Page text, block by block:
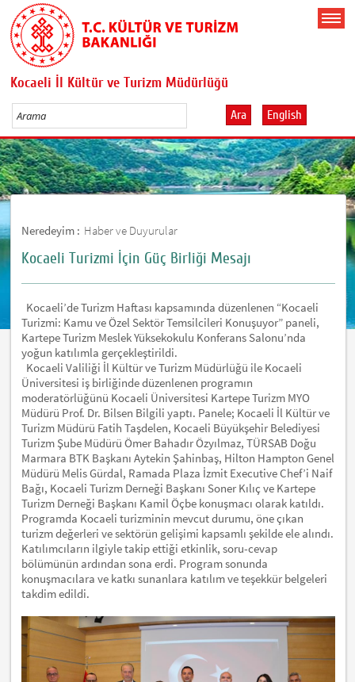
Kocaeli İl Kültür ve Turizm Müdürlüğü
Ara English
Neredeyim : Haber ve Duyurular
Kocaeli Turizmi İçin Güç Birliği Mesajı
Kocaeli’de Turizm Haftası kapsamında düzenlenen “Kocaeli
Turizmi: Kamu ve Özel Sektör Temsilcileri Konuşuyor” paneli,
Kartepe Turizm Meslek Yüksekokulu Konferans Salonu’nda
yoğun katılımla gerçekleştirildi.
Kocaeli Valiliği İl Kültür ve Turizm Müdürlüğü ile Kocaeli
Üniversitesi iş birliğinde düzenlenen programın
moderatörlüğünü Kocaeli Üniversitesi Kartepe Turizm MYO
Müdürü Prof. Dr. Bilsen Bilgili yaptı. Panele; Kocaeli İl Kültür ve
Turizm Müdürü Fatih Taşdelen, Kocaeli Büyükşehir Belediyesi
Turizm Şube Müdürü Ömer Bahadır Özyılmaz, TÜRSAB Doğu
Marmara BTK Başkanı Aytekin Şahinbaş, Hilton Hampton Genel
Müdürü Melis Gürdal, Ramada Plaza İzmit Executive Chef’i Naif
Bağı, Kocaeli Turizm Derneği Başkanı Soner Kılıç ve Kartepe
Turizm Derneği Başkanı Kamil Öçbe konuşmacı olarak katıldı.
Programda Kocaeli turizminin mevcut durumu, öne çıkan
turizm değerleri ve sektörün gelişimi kapsamlı şekilde ele alındı.
Katılımcıların ilgiyle takip ettiği etkinlik, soru-cevap
bölümünün ardından sona erdi. Program sonunda
konuşmacılara ve katkı sunanlara katılım ve teşekkür belgeleri
takdim edildi.